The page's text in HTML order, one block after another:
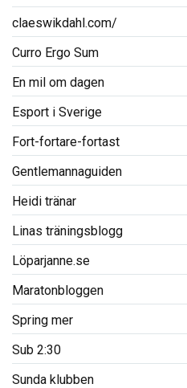
claeswikdahl.com/
Curro Ergo Sum
En mil om dagen
Esport i Sverige
Fort-fortare-fortast
Gentlemannaguiden
Heidi tränar
Linas träningsblogg
Löparjanne.se
Maratonbloggen
Spring mer
Sub 2:30
Sunda klubben